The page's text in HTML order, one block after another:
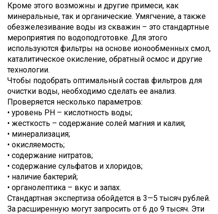
Кроме этого возможны и другие примеси, как
минеральные, так и органические. Умягчение, а также
обезжелезивание воды из скважин – это стандартные
мероприятия по водоподготовке. Для этого
используются фильтры на основе ионообменных смол,
каталитическое окисление, обратный осмос и другие
технологии.
Чтобы подобрать оптимальный состав фильтров для
очистки воды, необходимо сделать ее анализ.
Проверяется несколько параметров:
• уровень PH – кислотность воды;
• жесткость – содержание солей магния и калия;
• минерализация;
• окисляемость;
• содержание нитратов;
• содержание сульфатов и хлоридов;
• наличие бактерий;
• органолептика – вкус и запах.
Стандартная экспертиза обойдется в 3—5 тысяч рублей.
За расширенную могут запросить от 6 до 9 тысяч. Эти